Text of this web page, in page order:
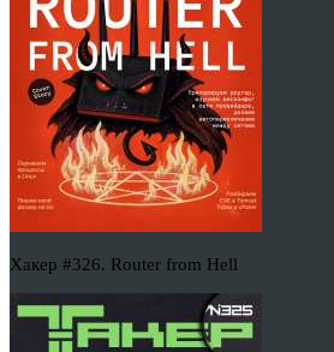
Хакер #326. Router from Hell